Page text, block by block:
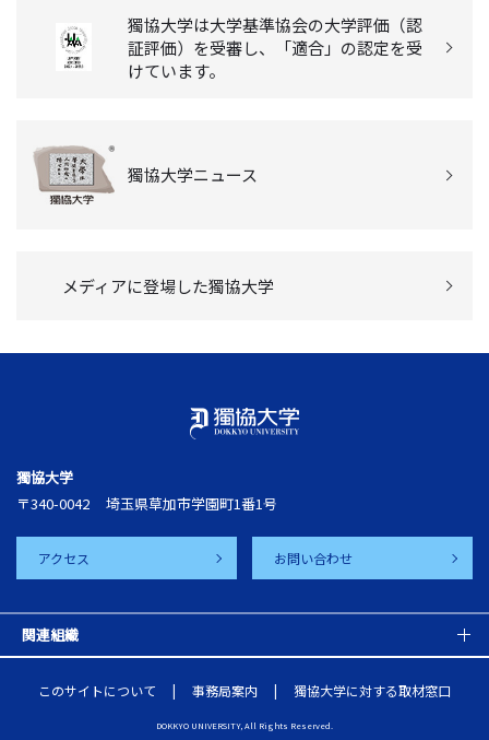
獨協大学は大学基準協会の大学評価（認
証評価）を受審し、「適合」の認定を受
けています。
獨協大学ニュース
メディアに登場した獨協大学
獨協大学
〒340-0042
埼玉県草加市学園町1番1号
アクセス お問い合わせ
関連組織
このサイトについて 事務局案内 獨協大学に対する取材窓口
DOKKYO UNIVERSITY, All Rights Reserved.